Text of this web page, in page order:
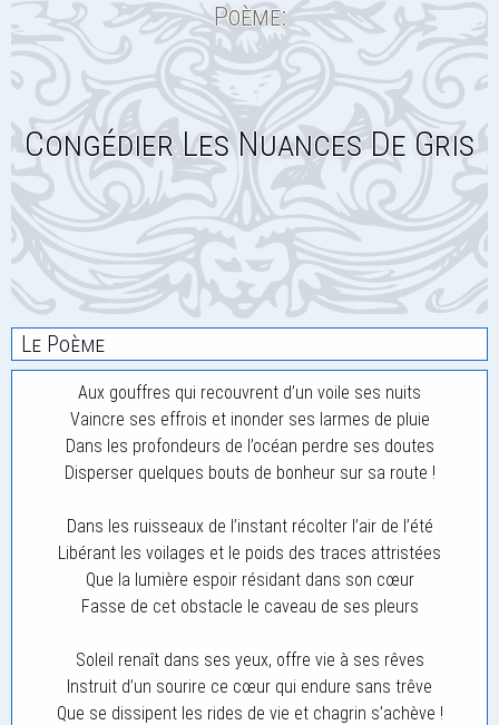
Poème:
Congédier Les Nuances De Gris
Le Poème
Aux gouffres qui recouvrent d’un voile ses nuits
Vaincre ses effrois et inonder ses larmes de pluie
Dans les profondeurs de l’océan perdre ses doutes
Disperser quelques bouts de bonheur sur sa route !
Dans les ruisseaux de l’instant récolter l’air de l’été
Libérant les voilages et le poids des traces attristées
Que la lumière espoir résidant dans son cœur
Fasse de cet obstacle le caveau de ses pleurs
Soleil renaît dans ses yeux, offre vie à ses rêves
Instruit d’un sourire ce cœur qui endure sans trêve
Que se dissipent les rides de vie et chagrin s’achève !